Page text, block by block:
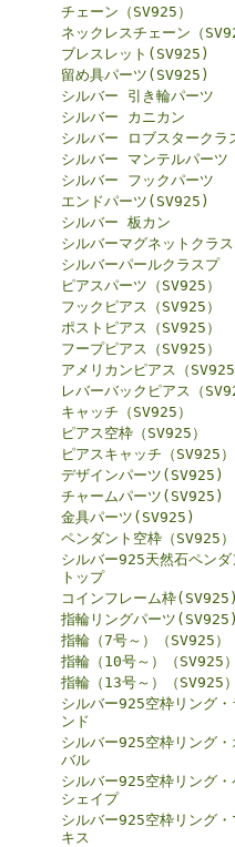
チェーン（SV925）
ネックレスチェーン（
ブレスレット(SV925)
留め具パーツ(SV925)
シルバー 引き輪パーツ
シルバー カニカン
シルバー ロブスタークラ
シルバー マンテルパーツ
シルバー フックパーツ
エンドパーツ(SV925)
シルバー 板カン
シルバーマグネットクラ
シルバーパールクラスプ
ピアスパーツ（SV925）
フックピアス（SV925）
ポストピアス（SV925）
フープピアス（SV925）
アメリカンピアス（SV925
レバーバックピアス（
キャッチ（SV925）
ピアス空枠（SV925）
ピアスキャッチ（SV925）
デザインパーツ(SV925)
チャームパーツ(SV925)
金具パーツ(SV925)
ペンダント空枠（SV925）
シルバー925天然石ペンダ
トップ
コインフレーム枠(SV925)
指輪リングパーツ(SV925)
指輪（7号～）（SV925）
指輪（10号～）（SV925）
指輪（13号～）（SV925）
シルバー925空枠リング・
ンド
シルバー925空枠リング・
バル
シルバー925空枠リング・
シェイプ
シルバー925空枠リング・
キス